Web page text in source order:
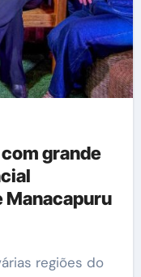
grande
Manacapuru